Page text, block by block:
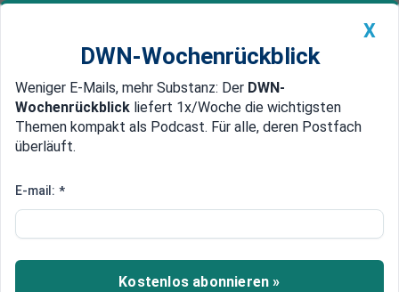
Newsticker MEIN DWN: Geldanlage Premium
Edelmetalle DWN-Magazin China
User-Kommentare als Shitstorm diffamiert
Tagesschau verschläft Spanien-
Krawalle und beschimpft Kritiker
Die Tagesschau hat die gestrigen Spanien-
X
DWN-Wochenrückblick
Weniger E-Mails, mehr Substanz: Der DWN-
Wochenrückblick liefert 1x/Woche die wichtigsten
Themen kompakt als Podcast. Für alle, deren Postfach
überläuft.
E-mail: *
Kostenlos abonnieren »